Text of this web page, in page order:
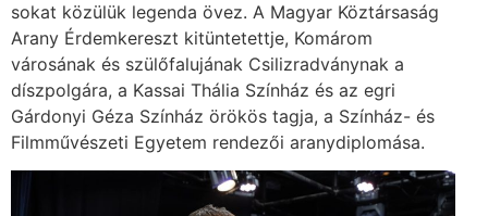
sokat közülük legenda övez. A Magyar Köztársaság
Arany Érdemkereszt kitüntetettje, Komárom
városának és szülőfalujának Csilizradványnak a
díszpolgára, a Kassai Thália Színház és az egri
Gárdonyi Géza Színház örökös tagja, a Színház- és
Filmművészeti Egyetem rendezői aranydiplomása.